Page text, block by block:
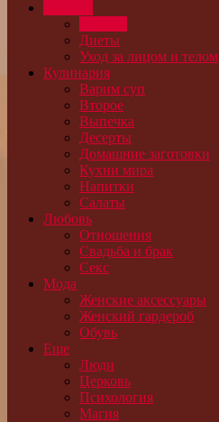
Диеты
Уход за лицом и телом
Кулинария
Варим суп
Второе
Выпечка
Десерты
Домашние заготовки
Кухни мира
Напитки
Салаты
Любовь
Отношения
Свадьба и брак
Секс
Мода
Женские аксессуары
Женский гардероб
Обувь
Еще
Люди
Церковь
Психология
Магия